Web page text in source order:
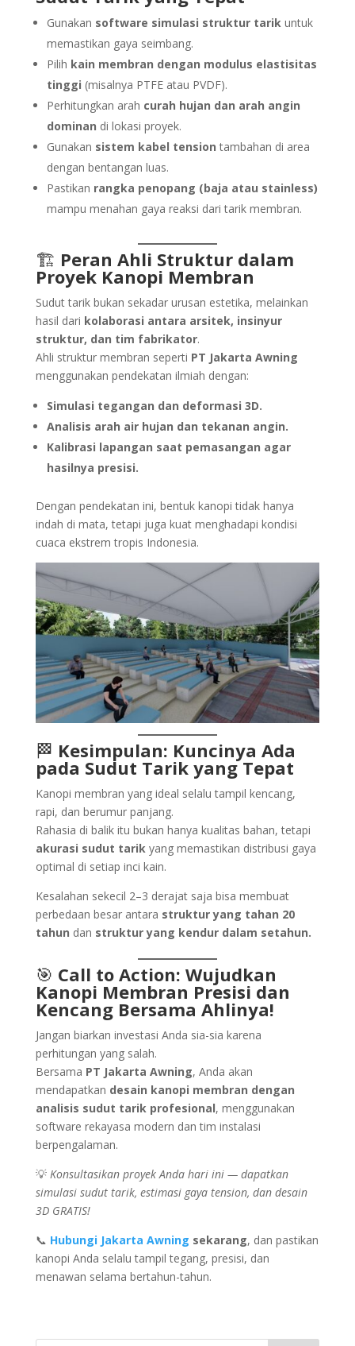
Gunakan software simulasi struktur tarikuntuk
memastikan gaya seimbang.
Pilih kain membran dengan modulus elastisitas
tinggi (misalnya PTFE atau PVDF).
Perhitungkan arah curah hujan dan arah angin
dominan di lokasi proyek.
Gunakan sistem kabel tension tambahan di area
dengan bentangan luas.
Pastikan rangka penopang (baja atau stainless)
mampu menahan gaya reaksi dari tarik membran.
🏗️ Peran Ahli Struktur dalam
Proyek Kanopi Membran
Sudut tarik bukan sekadar urusan estetika, melainkan
hasil dari kolaborasi antara arsitek, insinyur
struktur, dan tim fabrikator.
Ahli struktur membran seperti PT Jakarta Awning
menggunakan pendekatan ilmiah dengan:
Simulasi tegangan dan deformasi 3D.
Analisis arah air hujan dan tekanan angin.
Kalibrasi lapangan saat pemasangan agar
hasilnya presisi.
Dengan pendekatan ini, bentuk kanopi tidak hanya
indah di mata, tetapi juga kuat menghadapi kondisi
cuaca ekstrem tropis Indonesia.
🏁 Kesimpulan: Kuncinya Ada
pada Sudut Tarik yang Tepat
Kanopi membran yang ideal selalu tampil kencang,
rapi, dan berumur panjang.
Rahasia di balik itu bukan hanya kualitas bahan, tetapi
akurasi sudut tarikyang memastikan distribusi gaya
optimal di setiap inci kain.
Kesalahan sekecil 2–3 derajat saja bisa membuat
perbedaan besar antara struktur yang tahan 20
tahun dan struktur yang kendur dalam setahun.
🎯 Call to Action: Wujudkan
Kanopi Membran Presisi dan
Kencang Bersama Ahlinya!
Jangan biarkan investasi Anda sia-sia karena
perhitungan yang salah.
Bersama PT Jakarta Awning, Anda akan
mendapatkan desain kanopi membran dengan
analisis sudut tarik profesional, menggunakan
software rekayasa modern dan tim instalasi
berpengalaman.
💡 Konsultasikan proyek Anda hari ini — dapatkan
simulasi sudut tarik, estimasi gaya tension, dan desain
3D GRATIS!
📞 Hubungi Jakarta Awning sekarang, dan pastikan
kanopi Anda selalu tampil tegang, presisi, dan
menawan selama bertahun-tahun.